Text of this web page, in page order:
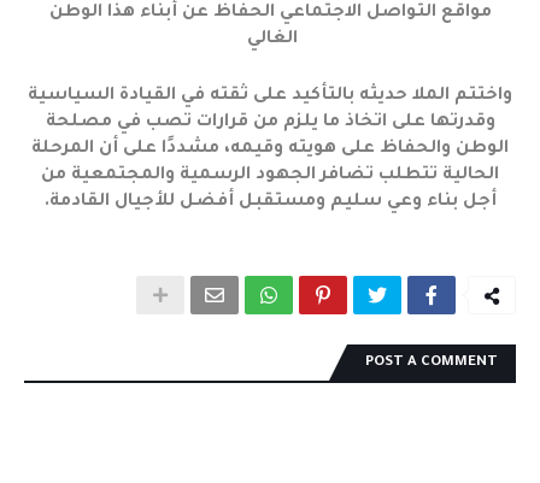
مواقع التواصل الاجتماعي الحفاظ عن أبناء هذا الوطن
الغالي
واختتم الملا حديثه بالتأكيد على ثقته في القيادة السياسية
وقدرتها على اتخاذ ما يلزم من قرارات تصب في مصلحة
الوطن والحفاظ على هويته وقيمه، مشددًا على أن المرحلة
الحالية تتطلب تضافر الجهود الرسمية والمجتمعية من
أجل بناء وعي سليم ومستقبل أفضل للأجيال القادمة.
POST A COMMENT